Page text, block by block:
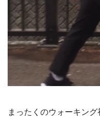
まったくのウォーキン